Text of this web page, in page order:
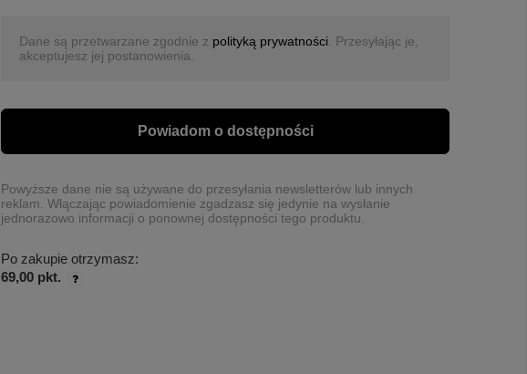
Dane są przetwarzane zgodnie z polityką prywatności . Przesyłając je,
akceptujesz jej postanowienia.
Powiadom o dostępności
Powyższe dane nie są używane do przesyłania newsletterów lub innych
reklam. Włączając powiadomienie zgadzasz się jedynie na wysłanie
jednorazowo informacji o ponownej dostępności tego produktu.
Po zakupie otrzymasz:
69,00 pkt.